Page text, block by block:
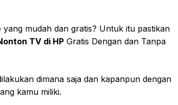
mudah dan gratis? Untuk itu pastikan
TV di HP Gratis Dengan dan Tanpa
dimana saja dan kapanpun dengan
kamu miliki.